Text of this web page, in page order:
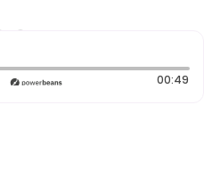
0 segundos 00:49